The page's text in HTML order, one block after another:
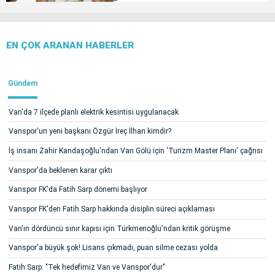
EN ÇOK ARANAN HABERLER
Gündem
Van'da 7 ilçede planlı elektrik kesintisi uygulanacak
Vanspor'un yeni başkanı Özgür İreç İlhan kimdir?
İş insanı Zahir Kandaşoğlu'ndan Van Gölü için 'Turizm Master Planı' çağrısı
Vanspor'da beklenen karar çıktı
Vanspor FK'da Fatih Sarp dönemi başlıyor
Vanspor FK'den Fatih Sarp hakkında disiplin süreci açıklaması
Van'ın dördüncü sınır kapısı için Türkmenoğlu'ndan kritik görüşme
Vanspor'a büyük şok! Lisans çıkmadı, puan silme cezası yolda
Fatih Sarp: "Tek hedefimiz Van ve Vanspor'dur"